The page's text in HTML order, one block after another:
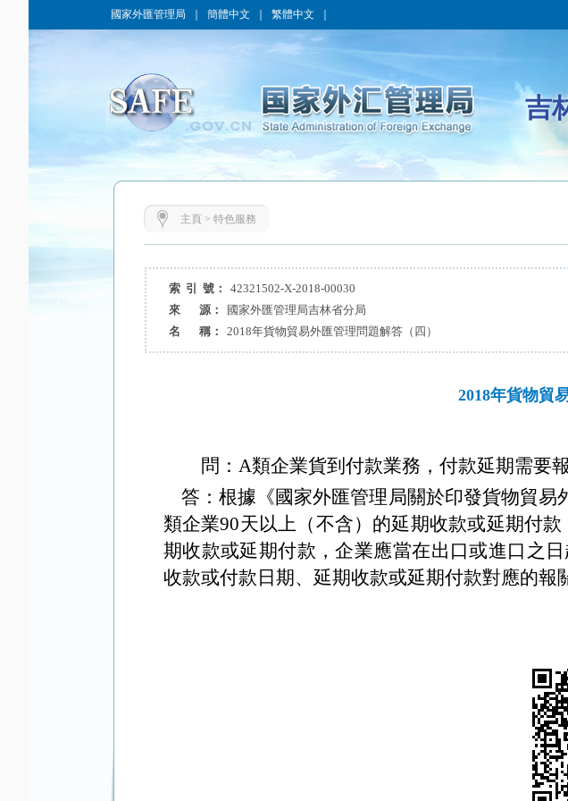
國家外匯管理局 簡體中文 繁體中文
吉
主頁 > 特色服務
索 引 號： 42321502-X-2018-00030
來 源：
國家外匯管理局吉林省分局
名 稱：
2018年貨物貿易外匯管理問題解答（四）
2018年貨物貿
問：A類企業貨到付款業務，付款延期需要
答：根據《國家外匯管理局關於印發貨物貿易
類企業90天以上（不含）的延期收款或延期付款
期收款或延期付款，企業應當在出口或進口之日
收款或付款日期、延期收款或延期付款對應的報